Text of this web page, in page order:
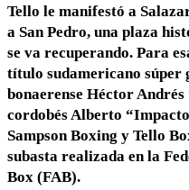
Tello le manifestó a
a San Pedro, una plaza
se va recuperando. Para
título sudamericano súper
bonaerense Héctor
cordobés Alberto
Sampson Boxing y Tello
subasta realizada en la
Box (FAB).